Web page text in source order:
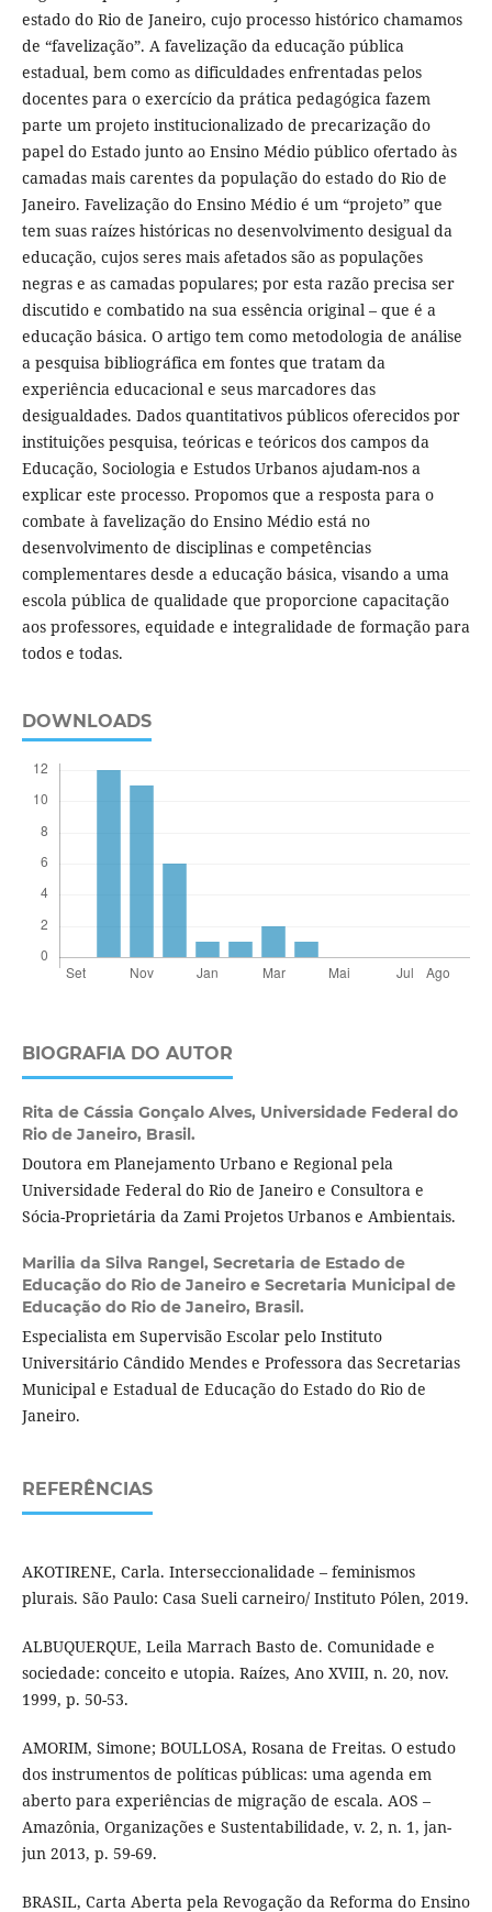
estado do Rio de Janeiro, cujo processo histórico chamamos
de “favelização”. A favelização da educação pública
estadual, bem como as dificuldades enfrentadas pelos
docentes para o exercício da prática pedagógica fazem
parte um projeto institucionalizado de precarização do
papel do Estado junto ao Ensino Médio público ofertado às
camadas mais carentes da população do estado do Rio de
Janeiro. Favelização do Ensino Médio é um “projeto” que
tem suas raízes históricas no desenvolvimento desigual da
educação, cujos seres mais afetados são as populações
negras e as camadas populares; por esta razão precisa ser
discutido e combatido na sua essência original – que é a
educação básica. O artigo tem como metodologia de análise
a pesquisa bibliográfica em fontes que tratam da
experiência educacional e seus marcadores das
desigualdades. Dados quantitativos públicos oferecidos por
instituições pesquisa, teóricas e teóricos dos campos da
Educação, Sociologia e Estudos Urbanos ajudam-nos a
explicar este processo. Propomos que a resposta para o
combate à favelização do Ensino Médio está no
desenvolvimento de disciplinas e competências
complementares desde a educação básica, visando a uma
escola pública de qualidade que proporcione capacitação
aos professores, equidade e integralidade de formação para
todos e todas.
DOWNLOADS
BIOGRAFIA DO AUTOR
Rita de Cássia Gonçalo Alves, Universidade Federal do
Rio de Janeiro, Brasil.
Doutora em Planejamento Urbano e Regional pela
Universidade Federal do Rio de Janeiro e Consultora e
Sócia-Proprietária da Zami Projetos Urbanos e Ambientais.
Marilia da Silva Rangel, Secretaria de Estado de
Educação do Rio de Janeiro e Secretaria Municipal de
Educação do Rio de Janeiro, Brasil.
Especialista em Supervisão Escolar pelo Instituto
Universitário Cândido Mendes e Professora das Secretarias
Municipal e Estadual de Educação do Estado do Rio de
Janeiro.
REFERÊNCIAS
AKOTIRENE, Carla. Interseccionalidade – feminismos
plurais. São Paulo: Casa Sueli carneiro/ Instituto Pólen, 2019.
ALBUQUERQUE, Leila Marrach Basto de. Comunidade e
sociedade: conceito e utopia. Raízes, Ano XVIII, n. 20, nov.
1999, p. 50-53.
AMORIM, Simone; BOULLOSA, Rosana de Freitas. O estudo
dos instrumentos de políticas públicas: uma agenda em
aberto para experiências de migração de escala. AOS –
Amazônia, Organizações e Sustentabilidade, v. 2, n. 1, jan-
jun 2013, p. 59-69.
BRASIL, Carta Aberta pela Revogação da Reforma do Ensino